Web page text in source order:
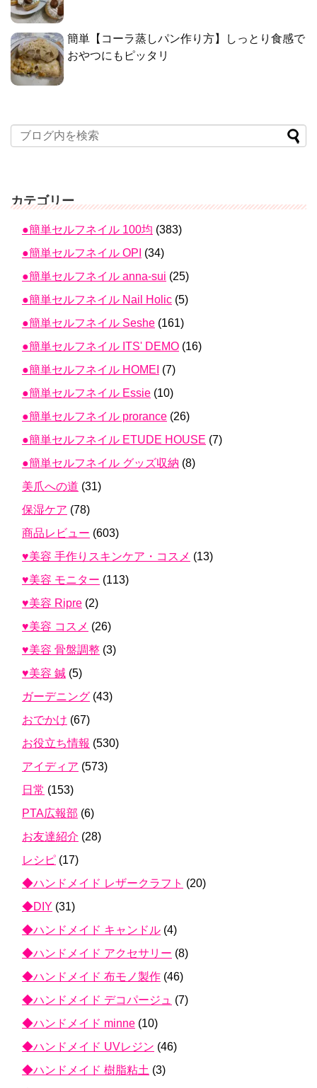
簡単【コーラ蒸しパン作り方】しっとり食感で
おやつにもピッタリ
カテゴリー
●簡単セルフネイル 100均 (383)
●簡単セルフネイル OPI (34)
●簡単セルフネイル anna-sui (25)
●簡単セルフネイル Nail Holic (5)
●簡単セルフネイル Seshe (161)
●簡単セルフネイル ITS' DEMO (16)
●簡単セルフネイル HOMEI (7)
●簡単セルフネイル Essie (10)
●簡単セルフネイル prorance (26)
●簡単セルフネイル ETUDE HOUSE (7)
●簡単セルフネイル グッズ収納 (8)
美爪への道 (31)
保湿ケア (78)
商品レビュー (603)
♥美容 手作りスキンケア・コスメ (13)
♥美容 モニター (113)
♥美容 Ripre (2)
♥美容 コスメ (26)
♥美容 骨盤調整 (3)
♥美容 鍼 (5)
ガーデニング (43)
おでかけ (67)
お役立ち情報 (530)
アイディア (573)
日常 (153)
PTA広報部 (6)
お友達紹介 (28)
レシピ (17)
◆ハンドメイド レザークラフト (20)
◆DIY (31)
◆ハンドメイド キャンドル (4)
◆ハンドメイド アクセサリー (8)
◆ハンドメイド 布モノ製作 (46)
◆ハンドメイド デコパージュ (7)
◆ハンドメイド minne (10)
◆ハンドメイド UVレジン (46)
◆ハンドメイド 樹脂粘土 (3)